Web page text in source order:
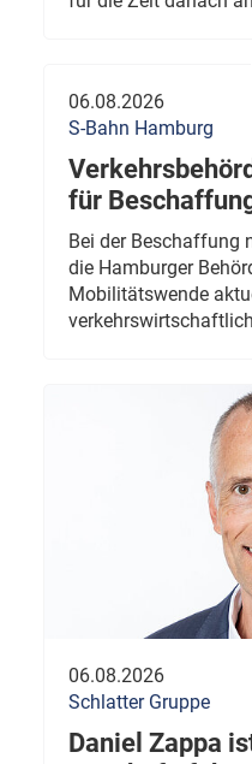
06.08.2026
S-Bahn Hamburg
für
Bei der Beschaffung
die Hamburger
Mobilitätswende
06.08.2026
Schlatter Gruppe
Daniel Zappa